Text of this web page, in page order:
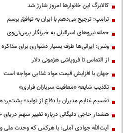
کالابرگ این خانوارها امروز شارژ شد
ترامپ: ترجیح می‌دهم با ایران به توافق برسم
حمله نیروهای اسرائیلی به خبرنگار پرس‌تی‌وی
ونس: ایرانی‌ها طرف بسیار دشواری برای
از التماس تا فروپاشی هژمونی دلار
جهان با افزایش قیمت مواد غذایی مواجه است
تکذیب شایعه «معافیت سربازان فراری»
تقسیم غنایم مدیران یا دفاع از تولید؛
هشدار حاجی دلیگانی درباره تغییر سهم دریای
آیت‌الله جوادی آملی: با هرکس که وحدت ملی و